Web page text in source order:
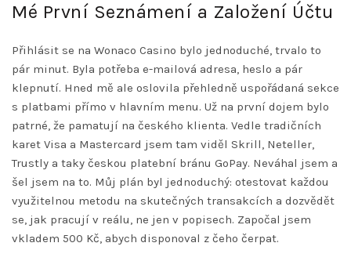
Mé První Seznámení a Založení Účtu
Přihlásit se na Wonaco Casino bylo jednoduché, trvalo to
pár minut. Byla potřeba e-mailová adresa, heslo a pár
klepnutí. Hned mě ale oslovila přehledně uspořádaná sekce
s platbami přímo v hlavním menu. Už na první dojem bylo
patrné, že pamatují na českého klienta. Vedle tradičních
karet Visa a Mastercard jsem tam viděl Skrill, Neteller,
Trustly a taky českou platební bránu GoPay. Neváhal jsem a
šel jsem na to. Můj plán byl jednoduchý: otestovat každou
využitelnou metodu na skutečných transakcích a dozvědět
se, jak pracují v reálu, ne jen v popisech. Započal jsem
vkladem 500 Kč, abych disponoval z čeho čerpat.